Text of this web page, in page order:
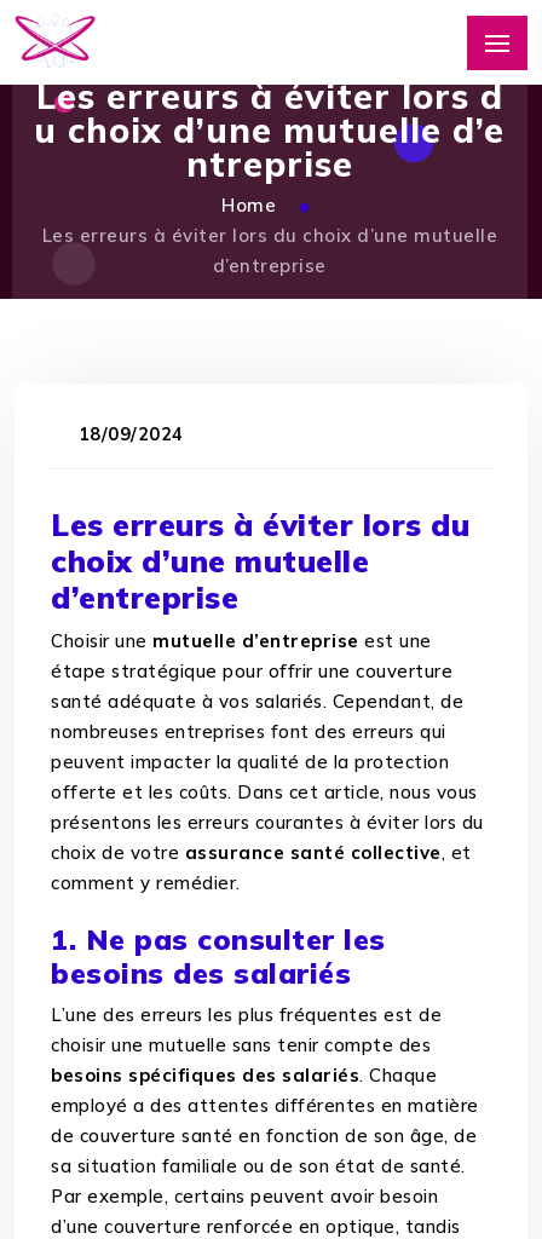
Les erreurs à éviter lors d
u choix d’une mutuelle d’e
ntreprise
Home
Les erreurs à éviter lors du choix d’une mutuelle
d’entreprise
18/09/2024
Les erreurs à éviter lors du
choix d’une mutuelle
d’entreprise
Choisir une mutuelle d’entreprise est une
étape stratégique pour offrir une couverture
santé adéquate à vos salariés. Cependant, de
nombreuses entreprises font des erreurs qui
peuvent impacter la qualité de la protection
offerte et les coûts. Dans cet article, nous vous
présentons les erreurs courantes à éviter lors du
choix de votre assurance santé collective, et
comment y remédier.
1. Ne pas consulter les
besoins des salariés
L’une des erreurs les plus fréquentes est de
choisir une mutuelle sans tenir compte des
besoins spécifiques des salariés. Chaque
employé a des attentes différentes en matière
de couverture santé en fonction de son âge, de
sa situation familiale ou de son état de santé.
Par exemple, certains peuvent avoir besoin
d’une couverture renforcée en optique, tandis